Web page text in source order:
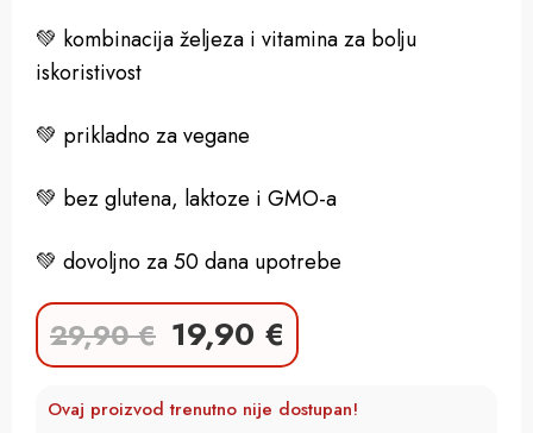
💚 kombinacija željeza i vitamina za bolju
iskoristivost
💚 prikladno za vegane
💚 bez glutena, laktoze i GMO-a
💚 dovoljno za 50 dana upotrebe
29,90€ 19,90 €
Ovaj proizvod trenutno nije dostupan!